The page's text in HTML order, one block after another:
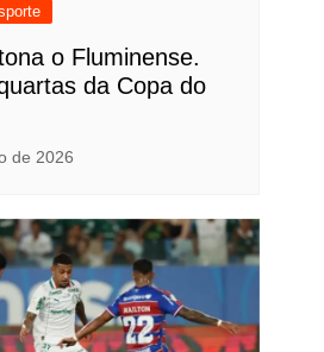
o Fluminense.
da Copa do
de 2026